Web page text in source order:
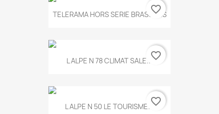
TELERAMA HORS SERIE BRASSENS
favorite_border
L ALPE N 78 CLIMAT SALE...favorite_border
L ALPE N 50 LE TOURISME...favorite_border